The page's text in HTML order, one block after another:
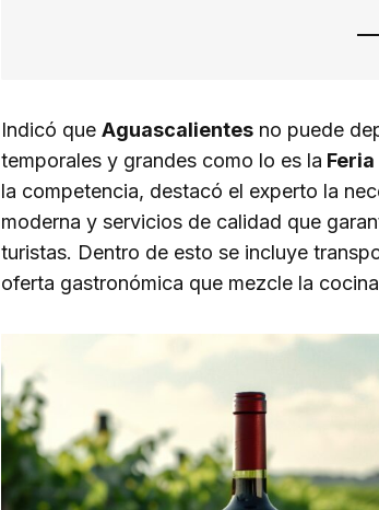
Indicó que Aguascalientes no puede
temporales y grandes como lo es la
la competencia, destacó el experto la
moderna y servicios de calidad que
turistas. Dentro de esto se incluye
oferta gastronómica que mezcle la